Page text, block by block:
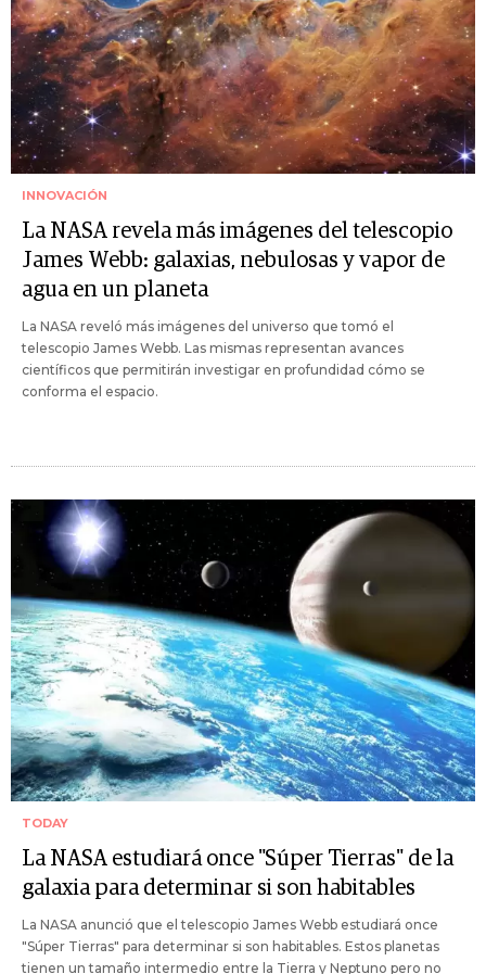
INNOVACIÓN
La NASA revela más imágenes del telescopio
James Webb: galaxias, nebulosas y vapor de
agua en un planeta
La NASA reveló más imágenes del universo que tomó el
telescopio James Webb. Las mismas representan avances
científicos que permitirán investigar en profundidad cómo se
conforma el espacio.
TODAY
La NASA estudiará once "Súper Tierras" de la
galaxia para determinar si son habitables
La NASA anunció que el telescopio James Webb estudiará once
"Súper Tierras" para determinar si son habitables. Estos planetas
tienen un tamaño intermedio entre la Tierra y Neptuno pero no